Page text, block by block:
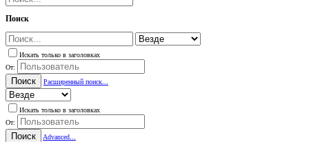
Поиск
Искать только в заголовках
От:
Поиск Расширенный поиск...
Искать только в заголовках
От:
Поиск
Advanced...